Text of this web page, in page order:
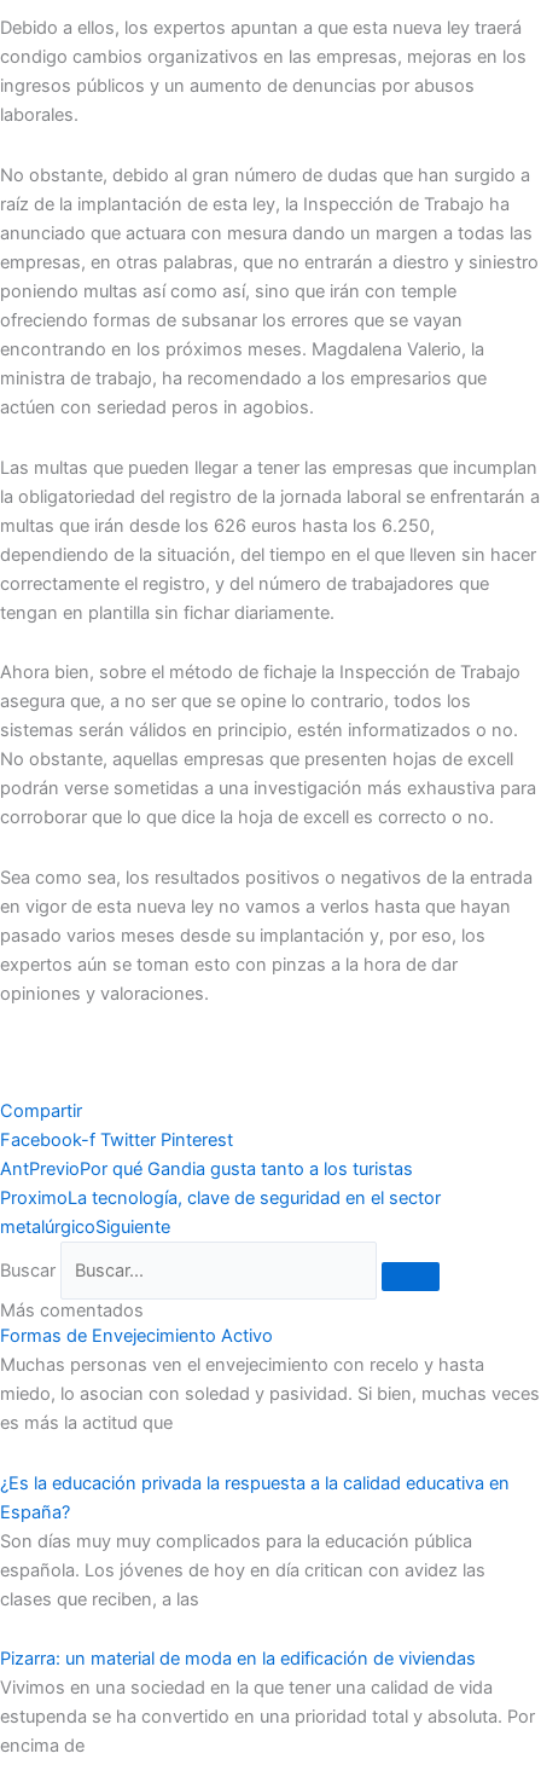
Debido a ellos, los expertos apuntan a que esta nueva ley traerá
condigo cambios organizativos en las empresas, mejoras en los
ingresos públicos y un aumento de denuncias por abusos
laborales.
No obstante, debido al gran número de dudas que han surgido a
raíz de la implantación de esta ley, la Inspección de Trabajo ha
anunciado que actuara con mesura dando un margen a todas las
empresas, en otras palabras, que no entrarán a diestro y siniestro
poniendo multas así como así, sino que irán con temple
ofreciendo formas de subsanar los errores que se vayan
encontrando en los próximos meses. Magdalena Valerio, la
ministra de trabajo, ha recomendado a los empresarios que
actúen con seriedad peros in agobios.
Las multas que pueden llegar a tener las empresas que incumplan
la obligatoriedad del registro de la jornada laboral se enfrentarán a
multas que irán desde los 626 euros hasta los 6.250,
dependiendo de la situación, del tiempo en el que lleven sin hacer
correctamente el registro, y del número de trabajadores que
tengan en plantilla sin fichar diariamente.
Ahora bien, sobre el método de fichaje la Inspección de Trabajo
asegura que, a no ser que se opine lo contrario, todos los
sistemas serán válidos en principio, estén informatizados o no.
No obstante, aquellas empresas que presenten hojas de excell
podrán verse sometidas a una investigación más exhaustiva para
corroborar que lo que dice la hoja de excell es correcto o no.
Sea como sea, los resultados positivos o negativos de la entrada
en vigor de esta nueva ley no vamos a verlos hasta que hayan
pasado varios meses desde su implantación y, por eso, los
expertos aún se toman esto con pinzas a la hora de dar
opiniones y valoraciones.
Compartir
Facebook-f Twitter Pinterest
AntPrevioPor qué Gandia gusta tanto a los turistas
ProximoLa tecnología, clave de seguridad en el sector
metalúrgicoSiguiente
Buscar
Más comentados
Formas de Envejecimiento Activo
Muchas personas ven el envejecimiento con recelo y hasta
miedo, lo asocian con soledad y pasividad. Si bien, muchas veces
es más la actitud que
¿Es la educación privada la respuesta a la calidad educativa en
España?
Son días muy muy complicados para la educación pública
española. Los jóvenes de hoy en día critican con avidez las
clases que reciben, a las
Pizarra: un material de moda en la edificación de viviendas
Vivimos en una sociedad en la que tener una calidad de vida
estupenda se ha convertido en una prioridad total y absoluta. Por
encima de